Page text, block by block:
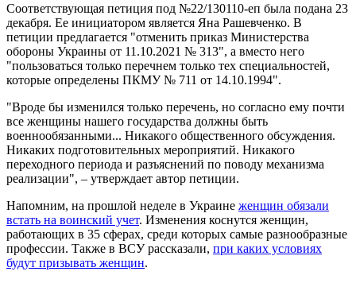
Соответствующая петиция под №22/130110-еп была подана 23
декабря. Ее инициатором является Яна Рашевченко. В
петиции предлагается "отменить приказ Министерства
обороны Украины от 11.10.2021 № 313", а вместо него
"пользоваться только перечнем только тех специальностей,
которые определены ПКМУ № 711 от 14.10.1994".
"Вроде бы изменился только перечень, но согласно ему почти
все женщины нашего государства должны быть
военнообязанными... Никакого общественного обсуждения.
Никаких подготовительных мероприятий. Никакого
переходного периода и разъяснений по поводу механизма
реализации", – утверждает автор петиции.
Напомним, на прошлой неделе в Украине женщин обязали
встать на воинский учет. Изменения коснутся женщин,
работающих в 35 сферах, среди которых самые разнообразные
профессии. Также в ВСУ рассказали, при каких условиях
будут призывать женщин.